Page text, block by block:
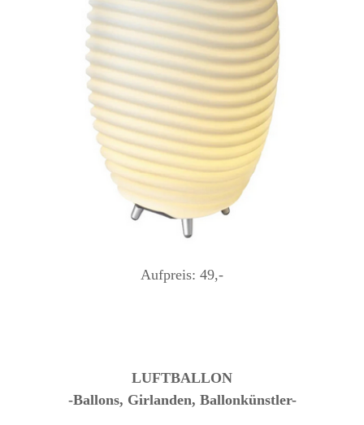
Aufpreis: 49,-
LUFTBALLON
-Ballons, Girlanden, Ballonkünstler-